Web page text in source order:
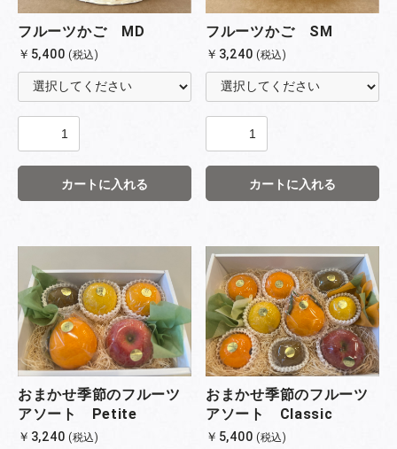
フルーツかご MD
￥5,400 (税込)
カートに入れる
フルーツかご SM
￥3,240 (税込)
カートに入れる
おまかせ季節のフルーツ
アソート Petite
￥3,240 (税込)
おまかせ季節のフルーツ
アソート Classic
￥5,400 (税込)